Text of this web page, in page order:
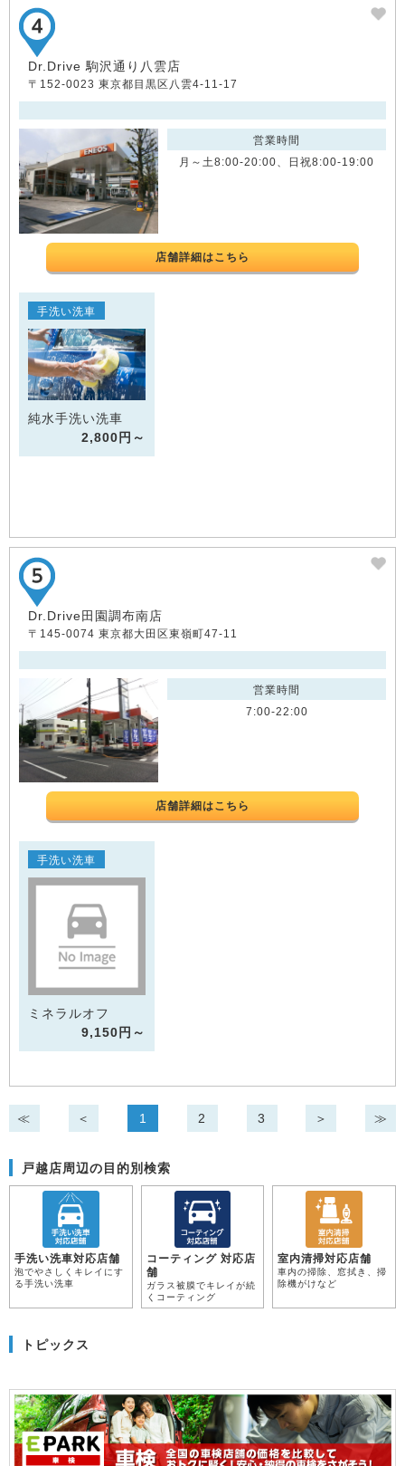
Dr.Drive 駒沢通り八雲店
〒152-0023 東京都目黒区八雲4-11-17
営業時間
月～土8:00-20:00、日祝8:00-19:00
店舗詳細はこちら
手洗い洗車
純水手洗い洗車
2,800円～
Dr.Drive田園調布南店
〒145-0074 東京都大田区東嶺町47-11
営業時間
7:00-22:00
店舗詳細はこちら
手洗い洗車
ミネラルオフ
9,150円～
≪ ＜ 1 2 3 ＞ ≫
戸越店周辺の目的別検索
手洗い洗車対応店舗
泡でやさしくキレイにす
る手洗い洗車
コーティング 対応店
舗
ガラス被膜でキレイが続
くコーティング
室内清掃対応店舗
車内の掃除、窓拭き、掃
除機がけなど
トピックス